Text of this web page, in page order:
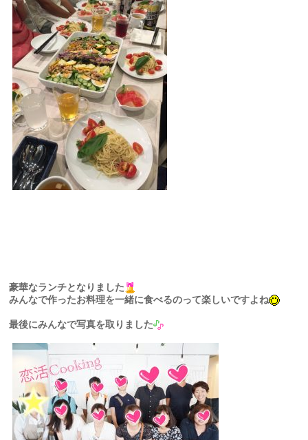
豪華なランチとなりました
みんなで作ったお料理を一緒に食べるのって楽しいですよね
最後にみんなで写真を取りました